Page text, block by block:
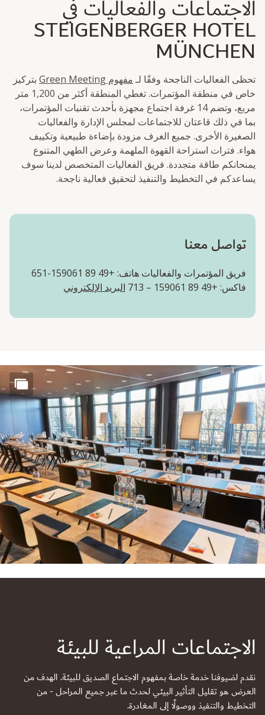
الاجتماعات والفعاليات في
STEIGENBERGER HOTEL
MÜNCHEN
تحظى الفعاليات الناجحة وفقًا لـمفهوم Green Meeting
بتركيز
خاص في منطقة المؤتمرات. تغطي المنطقة أكثر من 1,200 متر
مربع، وتضم 14 غرفة اجتماع مجهزة بأحدث تقنيات المؤتمرات،
بما في ذلك قاعتان للاجتماعات لمجلس الإدارة والفعاليات
الصغيرة الأخرى. جميع الغرف مزودة بإضاءة طبيعية وتكييف
هواء. فترات استراحة القهوة الملهمة وعرض الطهي المتنوع
يمنحانكم طاقة متجددة. فريق الفعاليات المتخصص لدينا سوف
يساعدكم في التخطيط والتنفيذ لتحقيق فعالية ناجحة.
تواصل معنا
فريق المؤتمرات والفعاليات هاتف: +49 89 159061-651
فاكس: +49 89 159061 – 713
البريد الإلكتروني
الاجتماعات المراعية للبيئة
نقدم لضيوفنا خدمة خاصة بمفهوم الاجتماع الصديق للبيئة. الهدف من
العرض هو تقليل التأثير البيئي لحدث ما عبر جميع المراحل - من
التخطيط والتنفيذ ووصولًا إلى المغادرة.